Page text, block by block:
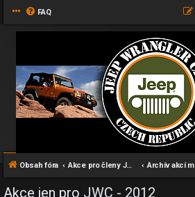
FAQ
Obsah fóra Akce pro členy JWC klubu
Akce jen pro JWC - 2012